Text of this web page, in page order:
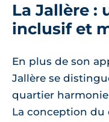
La Jallère :
inclusif et
En plus de son
Jallère se
quartier
La conception du